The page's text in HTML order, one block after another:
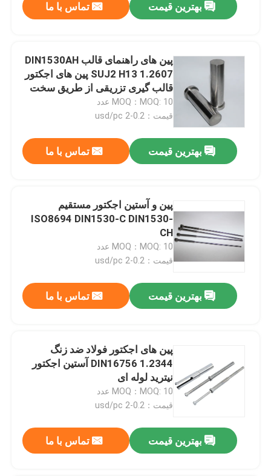
بهترین قیمت تماس با ما
پین های راهنمای قالب DIN1530AH
SUJ2 H13 1.2607 پین های اجکتور
قالب گیری تزریقی از طریق سخت
شده
MOQ：MOQ: 10 عدد
قیمت：0.2-2 usd/pc
بهترین قیمت تماس با ما
پین و آستین اجکتور مستقیم
ISO8694 DIN1530-C DIN1530-
CH
MOQ：MOQ: 10 عدد
قیمت：0.2-2 usd/pc
بهترین قیمت تماس با ما
پین های اجکتور فولاد ضد زنگ
DIN16756 1.2344 آستین اجکتور
نیترید لوله ای
MOQ：MOQ: 10 عدد
قیمت：0.2-2 usd/pc
بهترین قیمت تماس با ما